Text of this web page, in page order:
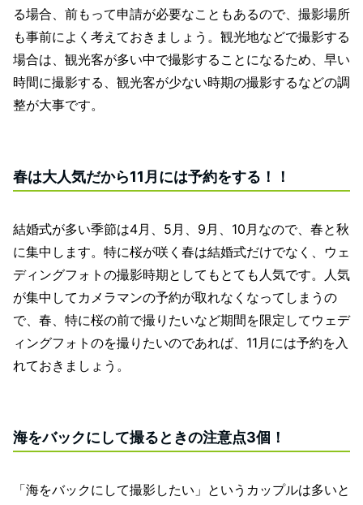
る場合、前もって申請が必要なこともあるので、撮影場所
も事前によく考えておきましょう。観光地などで撮影する
場合は、観光客が多い中で撮影することになるため、早い
時間に撮影する、観光客が少ない時期の撮影するなどの調
整が大事です。
春は大人気だから11月には予約をする！！
結婚式が多い季節は4月、5月、9月、10月なので、春と秋
に集中します。特に桜が咲く春は結婚式だけでなく、ウェ
ディングフォトの撮影時期としてもとても人気です。人気
が集中してカメラマンの予約が取れなくなってしまうの
で、春、特に桜の前で撮りたいなど期間を限定してウェデ
ィングフォトのを撮りたいのであれば、11月には予約を入
れておきましょう。
海をバックにして撮るときの注意点3個！
「海をバックにして撮影したい」というカップルは多いと